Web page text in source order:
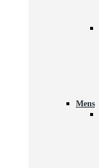
Mens